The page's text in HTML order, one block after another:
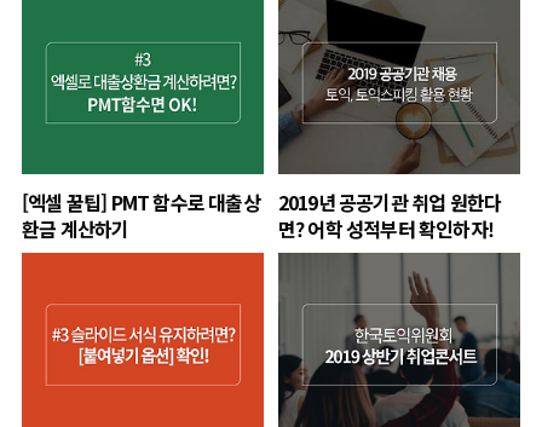
[엑셀 꿀팁] PMT 함수로 대출상
환금 계산하기
2019년 공공기관 취업 원한다
면? 어학 성적부터 확인하자!